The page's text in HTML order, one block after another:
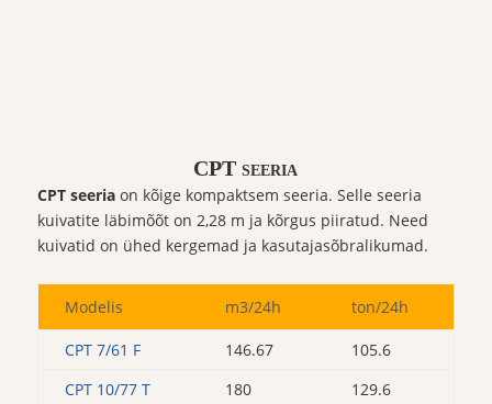
CPT seeria
CPT seeriaon kõige kompaktsem seeria. Selle seeria
kuivatite läbimõõt on 2,28 m ja kõrgus piiratud. Need
kuivatid on ühed kergemad ja kasutajasõbralikumad.
Modelis m3/24h ton/24h
CPT 7/61 F 146.67
105.6
CPT 10/77 T
180 129.6